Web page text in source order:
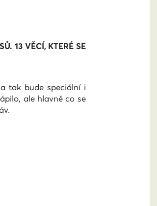
13 VĚCÍ, KTERÉ SE
tak bude speciální i
ale hlavně co se